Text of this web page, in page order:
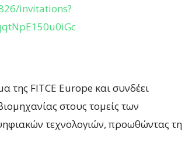
invitations?
της FITCE Europe και συνδέει
στους τομείς των
τεχνολογιών, προωθώντας τη